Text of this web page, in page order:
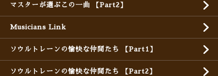
マスターが選ぶこの一曲 【Part2】
Musicians Link
ソウルトレーンの愉快な仲間たち 【Part1】
ソウルトレーンの愉快な仲間たち 【Part2】